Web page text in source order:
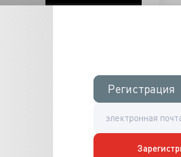
Регистрация
Регистрация